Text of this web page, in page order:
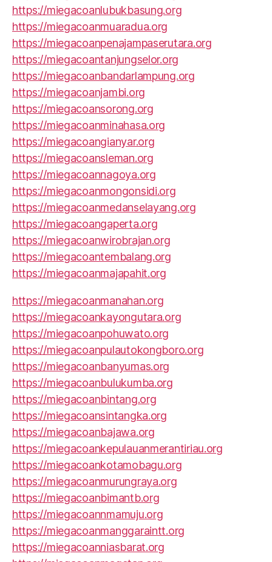
https://miegacoanlubukbasung.org
https://miegacoanmuaradua.org
https://miegacoanpenajampaserutara.org
https://miegacoantanjungselor.org
https://miegacoanbandarlampung.org
https://miegacoanjambi.org
https://miegacoansorong.org
https://miegacoanminahasa.org
https://miegacoangianyar.org
https://miegacoansleman.org
https://miegacoannagoya.org
https://miegacoanmongonsidi.org
https://miegacoanmedanselayang.org
https://miegacoangaperta.org
https://miegacoanwirobrajan.org
https://miegacoantembalang.org
https://miegacoanmajapahit.org
https://miegacoanmanahan.org
https://miegacoankayongutara.org
https://miegacoanpohuwato.org
https://miegacoanpulautokongboro.org
https://miegacoanbanyumas.org
https://miegacoanbulukumba.org
https://miegacoanbintang.org
https://miegacoansintangka.org
https://miegacoanbajawa.org
https://miegacoankepulauanmerantiriau.org
https://miegacoankotamobagu.org
https://miegacoanmurungraya.org
https://miegacoanbimantb.org
https://miegacoannmamuju.org
https://miegacoanmanggaraintt.org
https://miegacoanniasbarat.org